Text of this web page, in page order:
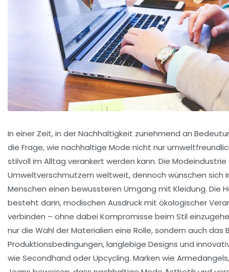
In einer Zeit, in der Nachhaltigkeit zunehmend an
die Frage, wie nachhaltige Mode nicht nur
stilvoll im Alltag verankert werden kann. Die
Umweltverschmutzern weltweit, dennoch wünschen sich
Menschen einen bewussteren Umgang mit Kleidung. Die
besteht darin, modischen Ausdruck mit ökologischer
verbinden – ohne dabei Kompromisse beim Stil
nur die Wahl der Materialien eine Rolle, sondern auch das
Produktionsbedingungen, langlebige Designs und
wie Secondhand oder Upcycling. Marken wie